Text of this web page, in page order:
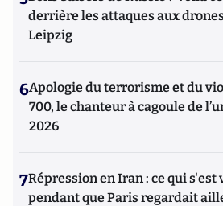
derrière les attaques aux
Leipzig
6Apologie du terrorisme et du
700, le chanteur à cagoule de
2026
7Répression en Iran : ce qui
pendant que Paris regardait